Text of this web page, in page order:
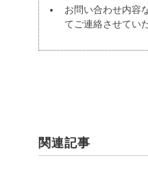
お問い合わせ内容
てご連絡させてい
関連記事